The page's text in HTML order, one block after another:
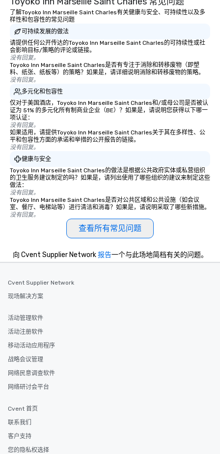
了解Toyoko Inn Marseille Saint Charles有关健康与安全、可持续性以及多
样性和包容性的常见问题
可持续发展的做法
请提供任何公开传达的Toyoko Inn Marseille Saint Charles的可持续性或社
会影响目标/策略的评论或链接。
没有回复。
Toyoko Inn Marseille Saint Charles是否有专注于消除和转移废物（即塑
料、纸张、纸板等）的策略？如果是，请详细说明消除和转移废物的策略。
没有回复。
多元化和包容性
仅对于美国酒店，Toyoko Inn Marseille Saint Charles和/或母公司是否被认
证为 51% 的多元化所有制商业企业（BE）？如果是，请说明您获得以下哪一
项认证：
没有回复。
如果适用，请提供Toyoko Inn Marseille Saint Charles关于其在多样性、公
平和包容性方面的承诺和举措的公开报告的链接。
没有回复。
健康与安全
Toyoko Inn Marseille Saint Charles的做法是根据公共政府实体或私营组织
的卫生服务建议制定的吗？如果是，请列出使用了哪些组织的建议来制定这些
做法：
没有回复。
Toyoko Inn Marseille Saint Charles是否对公共区域和公共设施（如会议
室、餐厅、电梯站等）进行清洁和消毒？如果是，请说明采取了哪些新措施。
没有回复。
查看所有常见问题
向 Cvent Supplier Network报告一个与此场地简档有关的问题。
Cvent Supplier Network
现场解决方案
活动管理软件
活动注册软件
移动活动应用程序
战略会议管理
网络民意调查软件
网络研讨会平台
Cvent 首页
联系我们
客户支持
您的隐私权选择